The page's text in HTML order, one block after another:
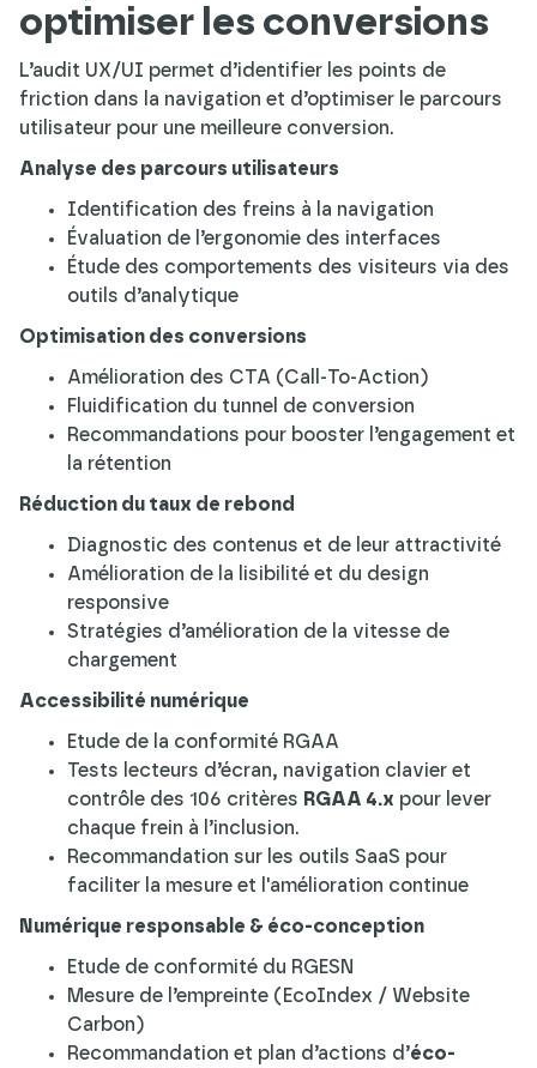
optimiser les conversions
L’audit UX/UI permet d’identifier les points de
friction dans la navigation et d’optimiser le parcours
utilisateur pour une meilleure conversion.
Analyse des parcours utilisateurs
Identification des freins à la navigation
Évaluation de l’ergonomie des interfaces
Étude des comportements des visiteurs via des
outils d’analytique
Optimisation des conversions
Amélioration des CTA (Call-To-Action)
Fluidification du tunnel de conversion
Recommandations pour booster l’engagement et
la rétention
Réduction du taux de rebond
Diagnostic des contenus et de leur attractivité
Amélioration de la lisibilité et du design
responsive
Stratégies d’amélioration de la vitesse de
chargement
Accessibilité numérique
Etude de la conformité RGAA
Tests lecteurs d’écran, navigation clavier et
contrôle des 106 critères RGAA 4.x pour lever
chaque frein à l’inclusion.
Recommandation sur les outils SaaS pour
faciliter la mesure et l'amélioration continue
Numérique responsable & éco-conception
Etude de conformité du RGESN
Mesure de l’empreinte (EcoIndex / Website
Carbon)
Recommandation et plan d’actions d’éco-